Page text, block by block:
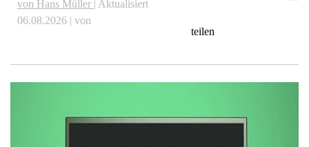
von Hans Müller | Aktualisiert
06.08.2026 | von
teilen